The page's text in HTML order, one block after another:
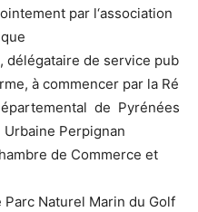
par l‘association
délégataire de service pub
à commencer par la Ré
de Pyrénées
Perpignan
de Commerce et
Parc Naturel Marin du Golf